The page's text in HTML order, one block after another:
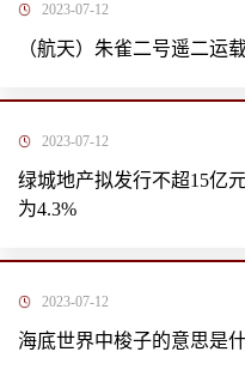
2023-07-12
（航天）朱雀二号遥二运
2023-07-12
绿城地产拟发行不超15亿
为4.3%
2023-07-12
海底世界中梭子的意思是